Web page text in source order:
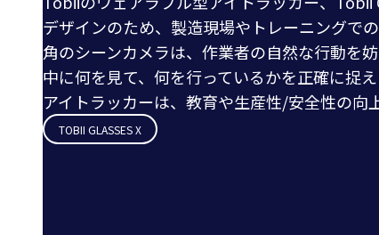
デザインのため、製造現場やトレーニングで
角のシーンカメラは、作業者の自然な行動を
中に何を見て、何を行っているかを正確に捉
アイトラッカーは、教育や生産性/安全性の向
TOBII GLASSES X